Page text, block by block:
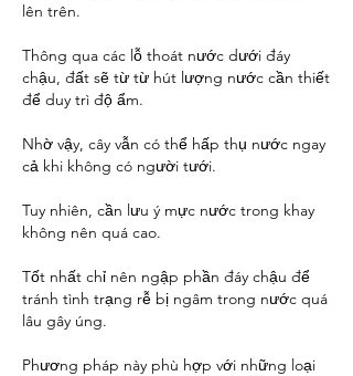
lên trên.
Thông qua các lỗ thoát nước dưới đáy
chậu, đất sẽ từ từ hút lượng nước cần thiết
để duy trì độ ẩm.
Nhờ vậy, cây vẫn có thể hấp thụ nước ngay
cả khi không có người tưới.
Tuy nhiên, cần lưu ý mực nước trong khay
không nên quá cao.
Tốt nhất chỉ nên ngập phần đáy chậu để
tránh tình trạng rễ bị ngâm trong nước quá
lâu gây úng.
Phương pháp này phù hợp với những loại